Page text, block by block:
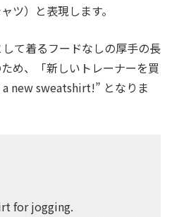
ツ）と表現します。
て着るフードなしの厚手の長
め、「新しいトレーナーを買
new sweatshirt!” となりま
for jogging.